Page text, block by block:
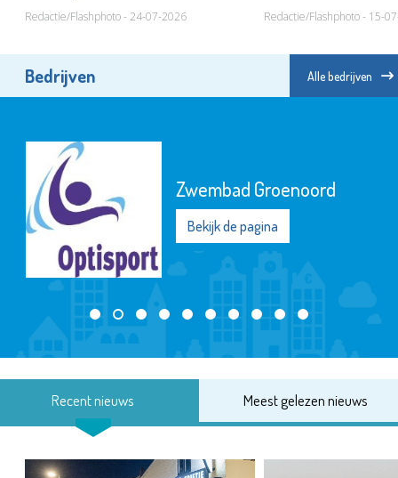
Redactie/Flashphoto - 24-07-2026 Redactie/Flashphoto - 15-
Bedrijven Alle bedrijven
Zwembad Groenoord
Bekijk de pagina
Recent nieuws Meest gelezen nieuws